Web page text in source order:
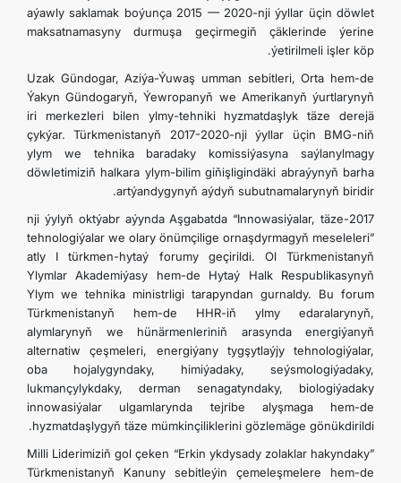
aýawly saklamak boýunça 2015 — 2020-nji ýyllar üçin döwlet
maksatnamasyny durmuşa geçirmegiň çäklerinde ýerine
ýetirilmeli işler köp.
Uzak Gündogar, Aziýa-Ýuwaş umman sebitleri, Orta hem-de
Ýakyn Gündogaryň, Ýewropanyň we Amerikanyň ýurtlarynyň
iri merkezleri bilen ylmy-tehniki hyzmatdaşlyk täze derejä
çykýar. Türkmenistanyň 2017-2020-nji ýyllar üçin BMG-niň
ylym we tehnika baradaky komissiýasyna saýlanylmagy
döwletimiziň halkara ylym-bilim giňişligindäki abraýynyň barha
artýandygynyň aýdyň subutnamalarynyň biridir.
2017-nji ýylyň oktýabr aýynda Aşgabatda “Innowasiýalar, täze
tehnologiýalar we olary önümçilige ornaşdyrmagyň meseleleri”
atly I türkmen-hytaý forumy geçirildi. Ol Türkmenistanyň
Ylymlar Akademiýasy hem-de Hytaý Halk Respublikasynyň
Ylym we tehnika ministrligi tarapyndan gurnaldy. Bu forum
Türkmenistanyň hem-de HHR-iň ylmy edaralarynyň,
alymlarynyň we hünärmenleriniň arasynda energiýanyň
alternatiw çeşmeleri, energiýany tygşytlaýjy tehnologiýalar,
oba hojalygyndaky, himiýadaky, seýsmologiýadaky,
lukmançylykdaky, derman senagatyndaky, biologiýadaky
innowasiýalar ulgamlarynda tejribe alyşmaga hem-de
hyzmatdaşlygyň täze mümkinçiliklerini gözlemäge gönükdirildi.
Milli Liderimiziň gol çeken “Erkin ykdysady zolaklar hakyndaky”
Türkmenistanyň Kanuny sebitleýin çemeleşmelere hem-de